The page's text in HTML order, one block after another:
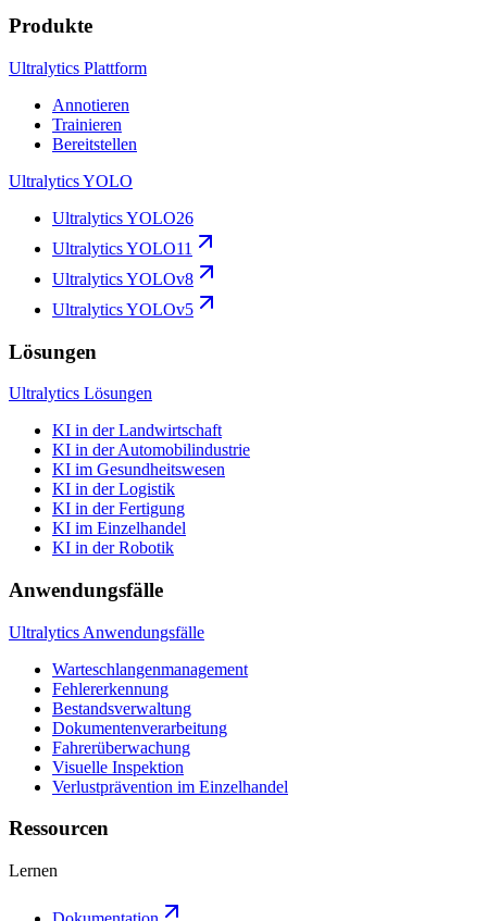
Produkte
Ultralytics Plattform
Annotieren
Trainieren
Bereitstellen
Ultralytics YOLO
Ultralytics YOLO26
Ultralytics YOLO11
Ultralytics YOLOv8
Ultralytics YOLOv5
Lösungen
Ultralytics Lösungen
KI in der Landwirtschaft
KI in der Automobilindustrie
KI im Gesundheitswesen
KI in der Logistik
KI in der Fertigung
KI im Einzelhandel
KI in der Robotik
Anwendungsfälle
Ultralytics Anwendungsfälle
Warteschlangenmanagement
Fehlererkennung
Bestandsverwaltung
Dokumentenverarbeitung
Fahrerüberwachung
Visuelle Inspektion
Verlustprävention im Einzelhandel
Ressourcen
Lernen